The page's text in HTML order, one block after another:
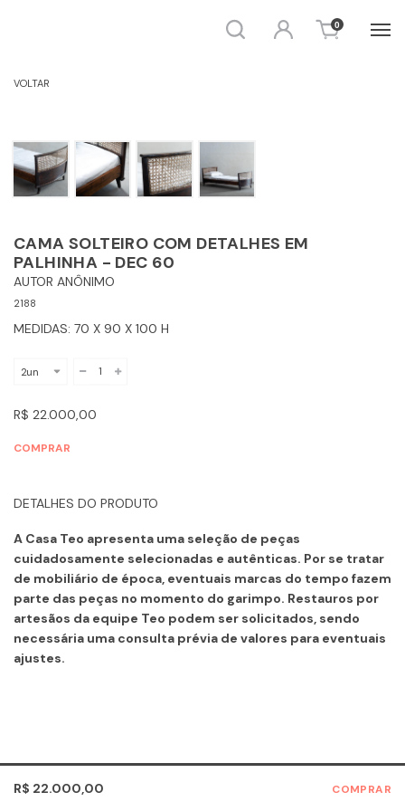
Busca Entrar 0
MÓVEIS - CAMA E ESPREGUIÇADEIRA
VOLTAR
CAMA SOLTEIRO COM DETALHES EM
PALHINHA - DEC 60
AUTOR ANÔNIMO
2188
MEDIDAS: 70 X 90 X 100 H
R$ 22.000,00
COMPRAR
DETALHES DO PRODUTO
A Casa Teo apresenta uma seleção de peças
cuidadosamente selecionadas e autênticas. Por se tratar
de mobiliário de época, eventuais marcas do tempo fazem
parte das peças no momento do garimpo. Restauros por
artesãos da equipe Teo podem ser solicitados, sendo
necessária uma consulta prévia de valores para eventuais
ajustes.
R$ 22.000,00 COMPRAR